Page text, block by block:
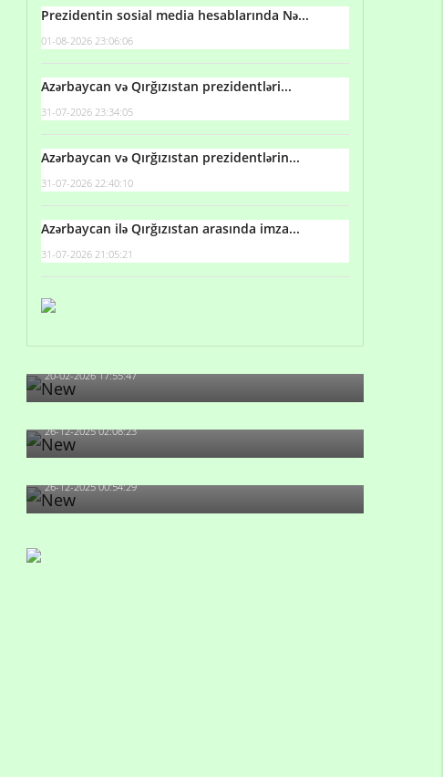
Prezidentin sosial media hesablarında Nə...
01-08-2026 23:06:06
Azərbaycan və Qırğızıstan prezidentləri...
31-07-2026 23:34:05
Azərbaycan və Qırğızıstan prezidentlərin...
31-07-2026 22:40:10
Azərbaycan ilə Qırğızıstan arasında imza...
31-07-2026 21:05:21
20-02-2026 17:55:47
Məni bura NAZİR GÖNDƏRİB - 1937-ci ildən
fəaliyyətdə olan və...
26-12-2025 02:08:23
-Ay qız, sən məhkəməni udmayacaqsan... Sən
bilirsən də, məni...
26-12-2025 00:54:29